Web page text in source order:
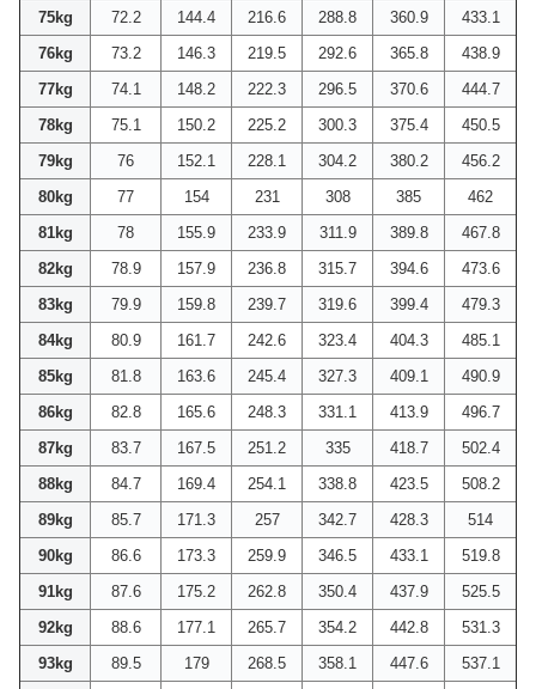
75kg
72.2 144.4 216.6 288.8 360.9
433.1
76kg
73.2 146.3 219.5 292.6 365.8
438.9
77kg
74.1 148.2 222.3 296.5 370.6
444.7
78kg
75.1 150.2 225.2 300.3 375.4
450.5
79kg
76 152.1 228.1 304.2 380.2
456.2
80kg
77 154 231 308 385
462
81kg
78 155.9 233.9 311.9 389.8
467.8
82kg
78.9 157.9 236.8 315.7 394.6
473.6
83kg
79.9 159.8 239.7 319.6 399.4
479.3
84kg
80.9 161.7 242.6 323.4 404.3
485.1
85kg
81.8 163.6 245.4 327.3 409.1
490.9
86kg
82.8 165.6 248.3 331.1 413.9
496.7
87kg
83.7 167.5 251.2 335 418.7
502.4
88kg
84.7 169.4 254.1 338.8 423.5
508.2
89kg
85.7 171.3 257 342.7 428.3
514
90kg
86.6 173.3 259.9 346.5 433.1
519.8
91kg
87.6 175.2 262.8 350.4 437.9
525.5
92kg
88.6 177.1 265.7 354.2 442.8
531.3
93kg
89.5 179 268.5 358.1 447.6
537.1